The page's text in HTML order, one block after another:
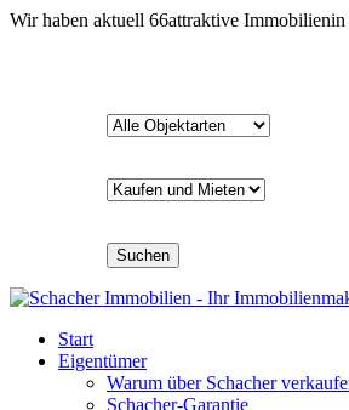
Wir haben aktuell 66attraktive Immobilienin
Suchen
Start
Eigentümer
Warum über Schacher
Schacher-Garantie